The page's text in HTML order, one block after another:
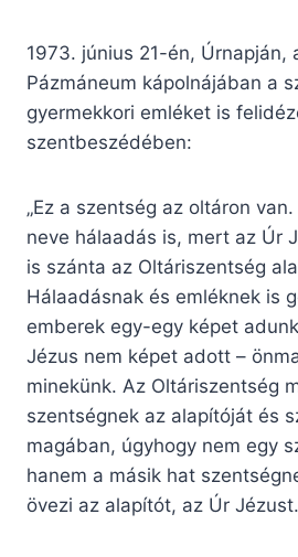
1973. június 21-én, Úrnapján,
Pázmáneum kápolnájában a
gyermekkori emléket is
szentbeszédében:
„Ez a szentség az oltáron
neve hálaadás is, mert az Úr
is szánta az Oltáriszentség
Hálaadásnak és emléknek is
emberek egy-egy képet
Jézus nem képet adott –
minekünk. Az Oltáriszentség
szentségnek az alapítóját és
magában, úgyhogy nem egy
hanem a másik hat
övezi az alapítót, az Úr Jézust.